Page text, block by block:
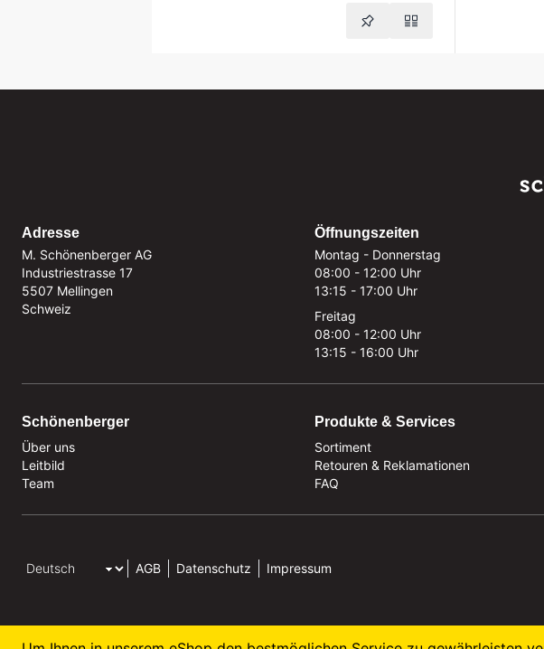
Adresse
M. Schönenberger AG
Industriestrasse 17
5507 Mellingen
Schweiz
Öffnungszeiten
Montag - Donnerstag
08:00 - 12:00 Uhr
13:15 - 17:00 Uhr
Freitag
08:00 - 12:00 Uhr
13:15 - 16:00 Uhr
Schönenberger
Über uns
Leitbild
Team
Produkte & Services
Sortiment
Retouren & Reklamationen
FAQ
AGB Datenschutz Impressum